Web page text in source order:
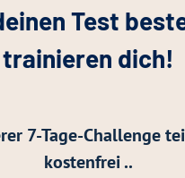
Geschichte
Test
trainieren dich!
7-Tage-Challenge
kostenfrei ..